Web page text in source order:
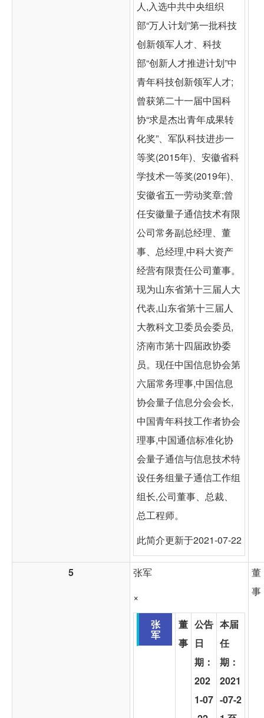
人,入选中共中央组织
部“万人计划”第一批科技
创新领军人才、科技
部“创新人才推进计划”中
青年科技创新领军人才;
曾获第二十一届中国科
协“求是杰出青年成果转
化奖”、军队科技进步一
等奖(2015年)、安徽省科
学技术一等奖(2019年)、
安徽省五一劳动奖章;曾
任安徽量子通信技术有限
公司常务副总经理、董
事、总经理,中科大资产
经营有限责任公司董事。
现为山东省第十三届人大
代表,山东省第十三届人
大教科文卫委员会委员,
济南市第十四届政协委
员。现任中国信息协会第
六届常务理事,中国信息
协会量子信息分会会长,
中国青年科技工作者协会
理事,中国通信标准化协
会量子通信与信息技术特
设任务组量子通信工作组
组长,公司董事、总裁、
总工程师。
此简介更新于2021-07-22
5
张军
×
张
军
董
事
公告
日
期：
202
1-07
本届
任
期：
2021
-07-2
董
事